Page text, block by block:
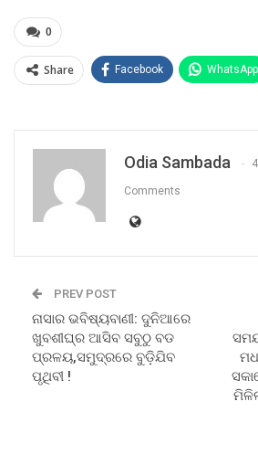
0
Share Facebook WhatsApp
Odia Sambada
Comments
PREV POST
ନାସାର ଭବିଷ୍ୟବାଣୀ: ଦୁନିଆରେ
ଖୁବଶୀଘ୍ର ଆସିବ ସବୁଠୁ ବଡ
ପ୍ରଳୟ,ସମୁଦ୍ରରେ ବୁଡ଼ିଯିବ
ପୃଥିବୀ !